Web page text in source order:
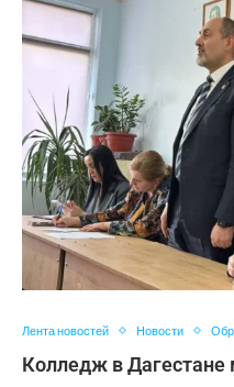
Лента новостей Новости
Колледж в